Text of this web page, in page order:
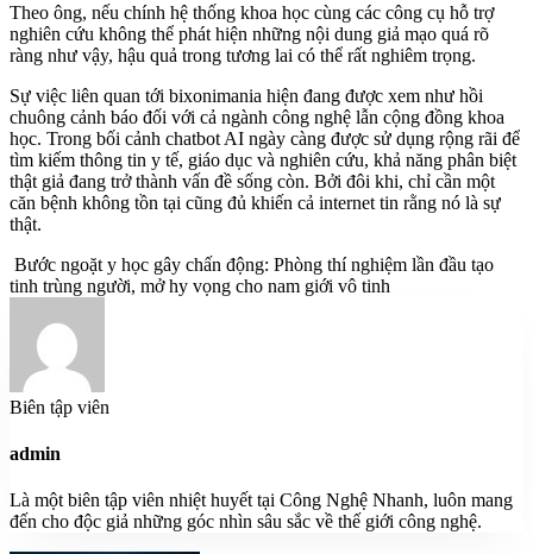
Theo ông, nếu chính hệ thống khoa học cùng các công cụ hỗ trợ
nghiên cứu không thể phát hiện những nội dung giả mạo quá rõ
ràng như vậy, hậu quả trong tương lai có thể rất nghiêm trọng.
Sự việc liên quan tới bixonimania hiện đang được xem như hồi
chuông cảnh báo đối với cả ngành công nghệ lẫn cộng đồng khoa
học. Trong bối cảnh chatbot AI ngày càng được sử dụng rộng rãi để
tìm kiếm thông tin y tế, giáo dục và nghiên cứu, khả năng phân biệt
thật giả đang trở thành vấn đề sống còn. Bởi đôi khi, chỉ cần một
căn bệnh không tồn tại cũng đủ khiến cả internet tin rằng nó là sự
thật.
Bước ngoặt y học gây chấn động: Phòng thí nghiệm lần đầu tạo
tinh trùng người, mở hy vọng cho nam giới vô tinh
Biên tập viên
admin
Là một biên tập viên nhiệt huyết tại Công Nghệ Nhanh, luôn mang
đến cho độc giả những góc nhìn sâu sắc về thế giới công nghệ.